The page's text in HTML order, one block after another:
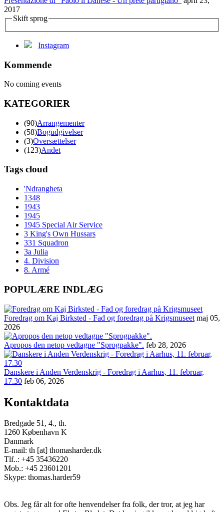
2017
Skift sprog
Instagram
Kommende
No coming events
KATEGORIER
(90)Arrangementer
(58)Bogudgivelser
(3)Oversættelser
(123)Andet
Tags cloud
'Ndrangheta
1348
1943
1945
1945 Special Air Service
3 King's Own Hussars
331 Squadron
3a Julia
4. Division
8. Armé
POPULÆRE INDLÆG
Foredrag om Kaj Birksted - Fad og foredrag på Krigsmuseet maj 05,
2026
Apropos den netop vedtagne "Sprogpakke". feb 28, 2026
Danskere i Anden Verdenskrig - Foredrag i Aarhus, 11. februar,
17.30 feb 06, 2026
Kontaktdata
Bredgade 51, 4., th.
1260 København K
Danmark
E-mail: th [at] thomasharder.dk
Tlf..: +45 35436220
Mob.: +45 23601201
Skype: thomas.harder59
Obs. Jeg får alt for ofte henvendelser fra folk, der tror, at jeg har